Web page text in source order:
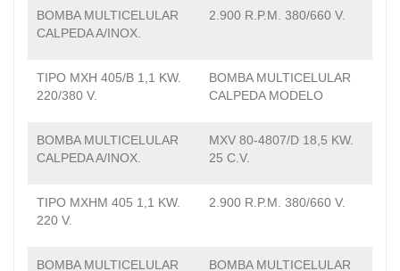
BOMBA MULTICELULAR
CALPEDA A/INOX.
2.900 R.P.M. 380/660 V.
TIPO MXH 405/B 1,1 KW.
220/380 V.
BOMBA MULTICELULAR
CALPEDA MODELO
BOMBA MULTICELULAR
CALPEDA A/INOX.
MXV 80-4807/D 18,5 KW.
25 C.V.
TIPO MXHM 405 1,1 KW.
220 V.
2.900 R.P.M. 380/660 V.
BOMBA MULTICELULAR
BOMBA MULTICELULAR